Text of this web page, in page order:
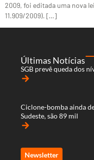
2009, foi editada uma nova
11.909/2009). […]
Últimas Notícias
SGB prevê queda dos
arrow_forward
Ciclone-bomba ainda
Sudeste, são 89 mil
arrow_forward
Newsletter